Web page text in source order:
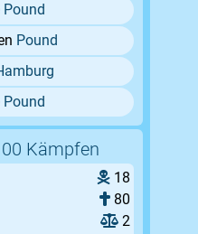
Pound
Pound
Pound
Kämpfen
18
80
2